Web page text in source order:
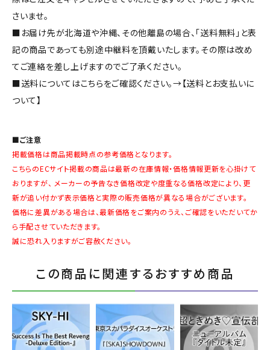
さいませ。
■お届け先が北海道や沖縄、その他離島の場合、「送料無料」と表
記の商品であっても別途中継料を頂戴いたします。その際は改め
てご連絡を差し上げますのでご了承ください。
■送料についてはこちらをご確認ください。→【送料とお支払いに
ついて】
■ご注意
掲載価格は商品掲載時点の参考価格となります。
こちらのECサイト掲載の商品は最新の在庫情報・価格情報更新を心掛けて
おりますが、 メーカーの予告なき価格改定や度重なる価格改定により、更
新が追い付かず表示価格と実際の販売価格が異なる場合がございます。
価格に差異がある場合は、最新価格をご案内のうえ、ご確認をいただいてか
ら手配させていただきます。
誠に恐れ入りますがご容赦ください。
この商品に関連するおすすめ商品